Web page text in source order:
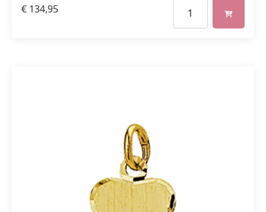
€ 134,95